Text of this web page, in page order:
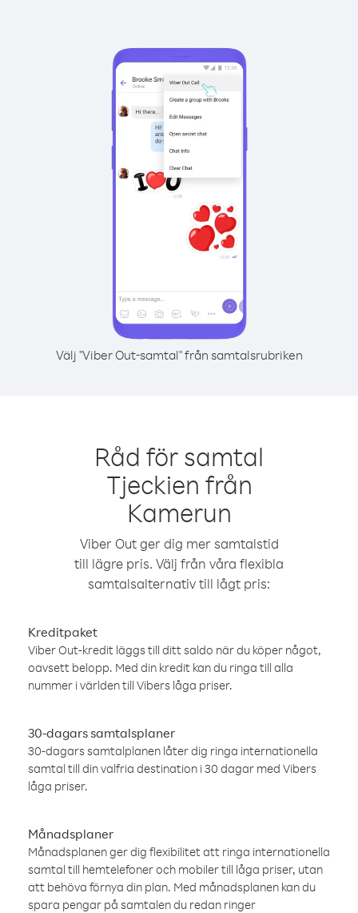
Välj "Viber Out-samtal" från samtalsrubriken
Råd för samtal
Tjeckien från
Kamerun
Viber Out ger dig mer samtalstid
till lägre pris. Välj från våra flexibla
samtalsalternativ till lågt pris:
Kreditpaket
Viber Out-kredit läggs till ditt saldo när du köper något,
oavsett belopp. Med din kredit kan du ringa till alla
nummer i världen till Vibers låga priser.
30-dagars samtalsplaner
30-dagars samtalplanen låter dig ringa internationella
samtal till din valfria destination i 30 dagar med Vibers
låga priser.
Månadsplaner
Månadsplanen ger dig flexibilitet att ringa internationella
samtal till hemtelefoner och mobiler till låga priser, utan
att behöva förnya din plan. Med månadsplanen kan du
spara pengar på samtalen du redan ringer